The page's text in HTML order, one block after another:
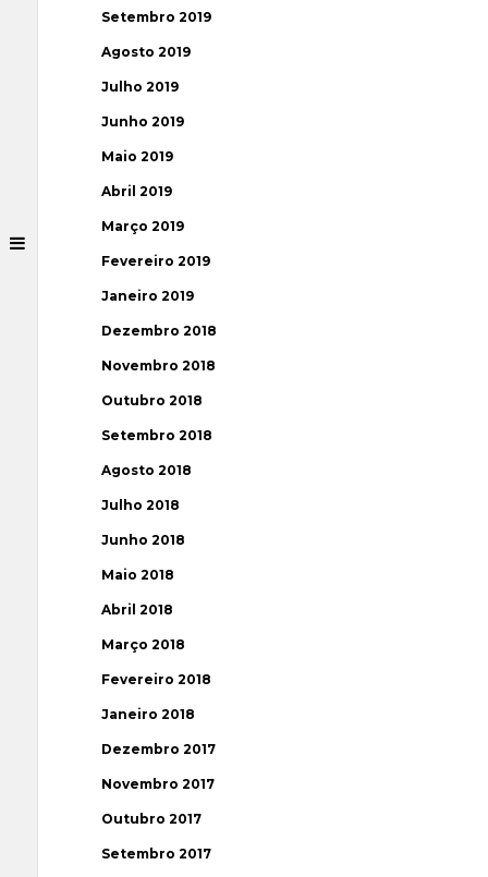
Setembro 2019
Agosto 2019
Julho 2019
Junho 2019
Maio 2019
Abril 2019
Março 2019
Fevereiro 2019
Janeiro 2019
Dezembro 2018
Novembro 2018
Outubro 2018
Setembro 2018
Agosto 2018
Julho 2018
Junho 2018
Maio 2018
Abril 2018
Março 2018
Fevereiro 2018
Janeiro 2018
Dezembro 2017
Novembro 2017
Outubro 2017
Setembro 2017